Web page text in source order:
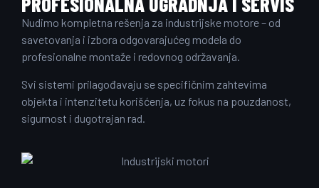
Nudimo kompletna rešenja za industrijske motore – od
savetovanja i izbora odgovarajućeg modela do
profesionalne montaže i redovnog održavanja.
Svi sistemi prilagođavaju se specifičnim zahtevima
objekta i intenzitetu korišćenja, uz fokus na pouzdanost,
sigurnost i dugotrajan rad.